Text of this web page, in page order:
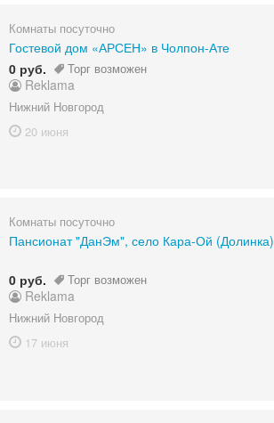
Комнаты посуточно
Гостевой дом «АРСЕН» в Чолпон-Ате
0 руб.
Торг возможен
Reklama
Нижний Новгород
20 июня
Комнаты посуточно
Пансионат "ДанЭм", село Кара-Ой (Долинка)
0 руб. Торг возможен
Reklama
Нижний Новгород
17 июня